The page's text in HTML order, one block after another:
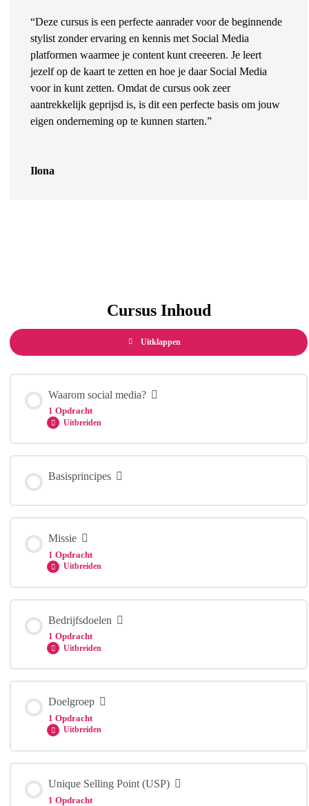
“Deze cursus is een perfecte aanrader voor de beginnende
stylist zonder ervaring en kennis met Social Media
platformen waarmee je content kunt creeeren. Je leert
jezelf op de kaart te zetten en hoe je daar Social Media
voor in kunt zetten.Omdat de cursus ook zeer
aantrekkelijk geprijsd is, is dit een perfecte basis om jouw
eigen onderneming op te kunnen starten.”
Ilona
Cursus Inhoud
Uitklappen
Hoofdstukken
Waarom social media?
1 Opdracht
Uitbreiden
Basisprincipes
Missie
1 Opdracht
Uitbreiden
Doelstelling omschrijven
Bedrijfsdoelen
1 Opdracht
Uitbreiden
Drie bedrijfsdoelen
Doelgroep
1 Opdracht
Uitbreiden
Unique Selling Point (USP)
1 Opdracht